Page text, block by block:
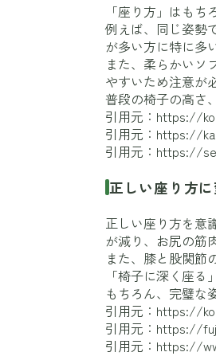
「座り方」はも
例えば、同じ姿勢
が多い方に特に多
また、柔らかいソ
やすいため注意が
普段の椅子の高さ
引用元： https://
引用元： https://
引用元： https://
正しい座り方
正しい座り方を意
が減り、お尻の筋
また、膝と股関節
「椅子に深く座
もちろん、完璧な
引用元： https://
引用元： https://
引用元： https://